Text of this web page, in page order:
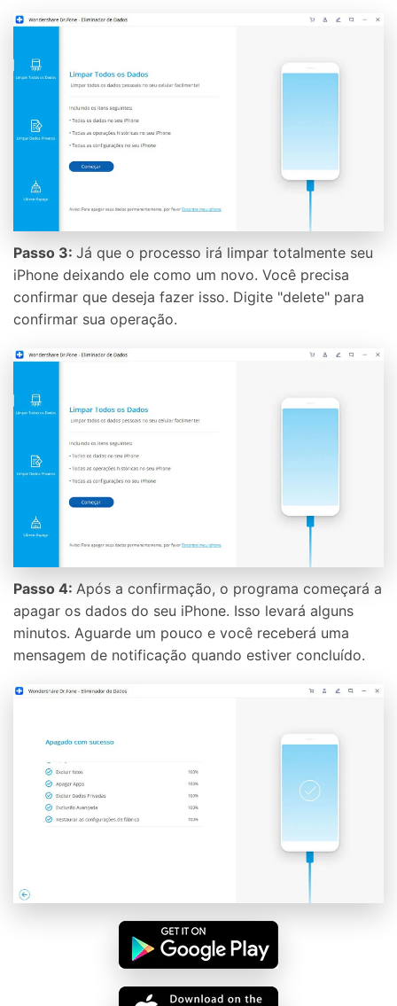
Controle seu celular com Dr.Fone
Desbloqueie e repare seu celular
Recupere, proteja e transfira dados faclimente
Tecnologia de IA, sem complicação
Abrir APP
Passo 3: Já que o processo irá limpar totalmente seu
iPhone deixando ele como um novo. Você precisa
confirmar que deseja fazer isso. Digite "delete" para
confirmar sua operação.
Passo 4: Após a confirmação, o programa começará a
apagar os dados do seu iPhone. Isso levará alguns
minutos. Aguarde um pouco e você receberá uma
mensagem de notificação quando estiver concluído.